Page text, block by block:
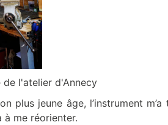
de l'atelier d'Annecy
plus jeune âge, l’instrument
à me réorienter.